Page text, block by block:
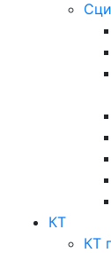
КТ
КТ